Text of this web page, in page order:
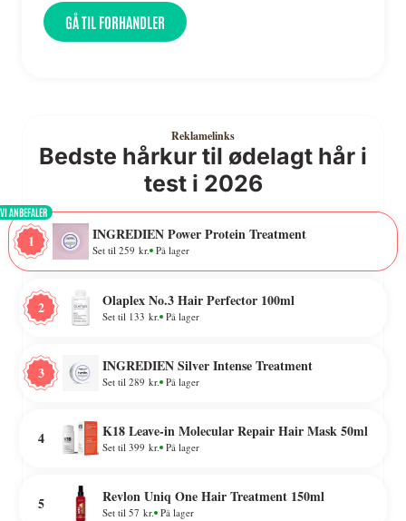
GÅ TIL FORHANDLER
Bedste hårkur til ødelagt hår i
test i 2026
VI ANBEFALER
1 INGREDIEN Power Protein Treatment
Set til 259 kr. På lager
2 Olaplex No.3 Hair Perfector 100ml
Set til 133 kr. På lager
3 INGREDIEN Silver Intense Treatment
Set til 289 kr. På lager
4 K18 Leave-in Molecular Repair Hair Mask 50ml
Set til 399 kr. På lager
5 Revlon Uniq One Hair Treatment 150ml
Set til 57 kr. På lager